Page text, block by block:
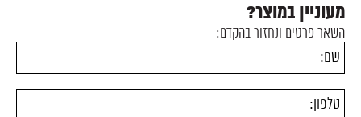
מעוניין במוצר?
השאר פרטים ונחזור בהקדם: